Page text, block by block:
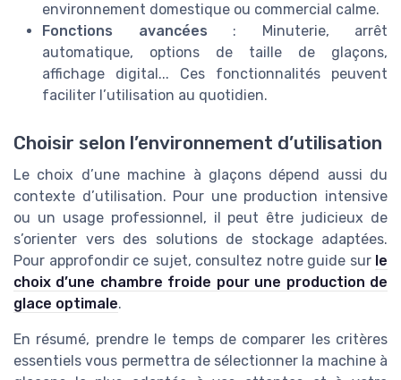
environnement domestique ou commercial calme.
Fonctions avancées : Minuterie, arrêt
automatique, options de taille de glaçons,
affichage digital... Ces fonctionnalités peuvent
faciliter l’utilisation au quotidien.
Choisir selon l’environnement d’utilisation
Le choix d’une machine à glaçons dépend aussi du
contexte d’utilisation. Pour une production intensive
ou un usage professionnel, il peut être judicieux de
s’orienter vers des solutions de stockage adaptées.
Pour approfondir ce sujet, consultez notre guide sur le
choix d’une chambre froide pour une production de
glace optimale.
En résumé, prendre le temps de comparer les critères
essentiels vous permettra de sélectionner la machine à